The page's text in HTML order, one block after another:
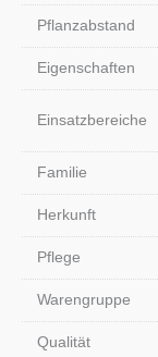
Pflanzabstand
Eigenschaften
Einsatzbereiche
Familie
Herkunft
Pflege
Warengruppe
Qualität